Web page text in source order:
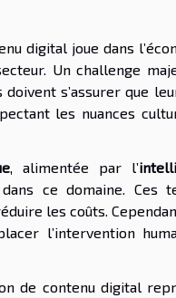
digital joue dans
Un challenge
s’assurer que
les nuances
, alimentée par l’
ce domaine. Ces
les coûts.
l’intervention
de contenu digital